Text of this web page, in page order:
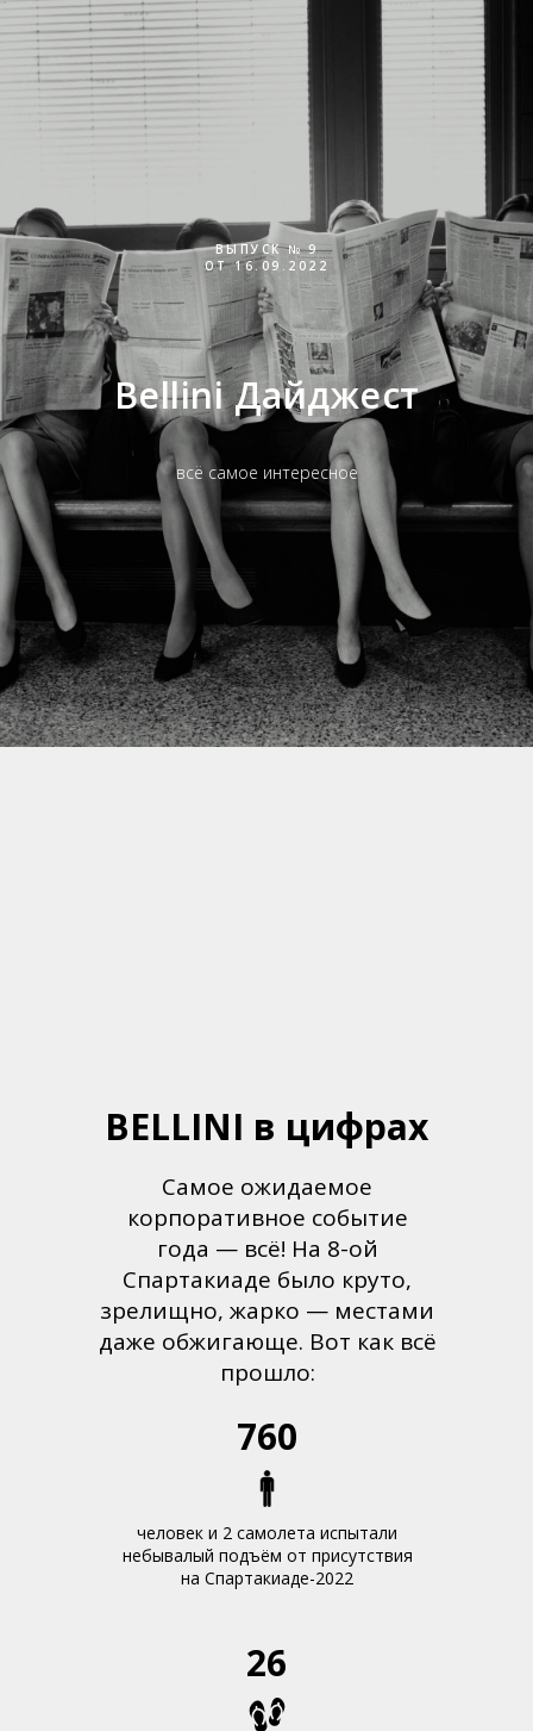
ВЫПУСК № 9
ОТ 16.09.2022
Bellini Дайджест
всё самое интересное
человек и 2 самолета испытали
небывалый подъём от присутствия
на Спартакиаде-2022
760
26
BELLINI в цифрах
Самое ожидаемое
корпоративное событие
года — всё! На 8-ой
Спартакиаде было круто,
зрелищно, жарко — местами
даже обжигающе. Вот как всё
прошло: